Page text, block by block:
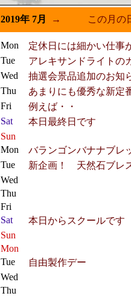
2019年 7月 → この月の
Mon
定休日には細かい仕事
Tue
アレキサンドライトの
Wed
抽選会景品追加のお知
Thu
あまりにも優秀な新定
Fri
例えば・・
Sat
本日最終日です
Sun
Mon
バランゴンバナナブレ
Tue
新企画！ 天然石ブレ
Wed
Thu
Fri
Sat
本日からスクールです
Sun
Mon
Tue
自由製作デー
Wed
Thu